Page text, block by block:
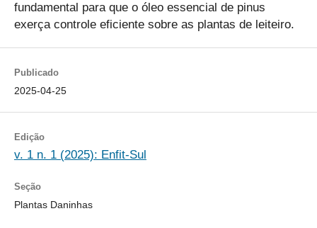
fundamental para que o óleo essencial de pinus
exerça controle eficiente sobre as plantas de leiteiro.
Publicado
2025-04-25
Edição
v. 1 n. 1 (2025): Enfit-Sul
Seção
Plantas Daninhas